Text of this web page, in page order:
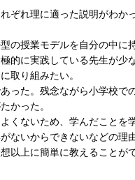
ぞれ理に適った説明がわ
の授業モデルを自分の中に
的に実践している先生が
取り組みたい。
った。残念ながら小学校
かった。
くないため、学んだことを
ないからできないなどの
以上に簡単に教えることが